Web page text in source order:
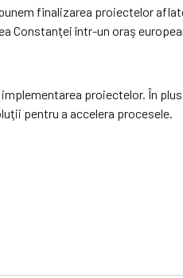
finalizarea proiectelor
Constanţei într-un oraş
proiectelor. În
pentru a accelera procesele.